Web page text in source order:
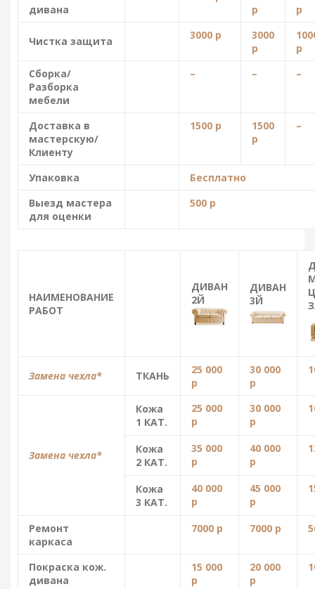
дивана
р
р
Чистка защита 3000 р
3000
р
р
Сборка/
Разборка
мебели
– – –
Доставка в
мастерскую/
Клиенту
1500 р
1500
р
–
Упаковка
Бесплатно
Выезд мастера
для оценки
500 р
НАИМЕНОВАНИЕ
РАБОТ
ДИВАН
2Й
ДИВАН
3Й
Замена чехла* ТКАНЬ
25 000
р
30 000
р
Замена чехла*
Кожа
1 КАТ.
25 000
р
30 000
р
Кожа
2 КАТ.
35 000
р
40 000
р
Кожа
3 КАТ.
40 000
р
45 000
р
Ремонт
каркаса
7000 р 7000 р
Покраска кож.
дивана
15 000
р
20 000
р